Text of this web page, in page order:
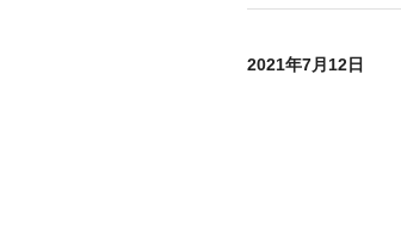
2021年7月12日